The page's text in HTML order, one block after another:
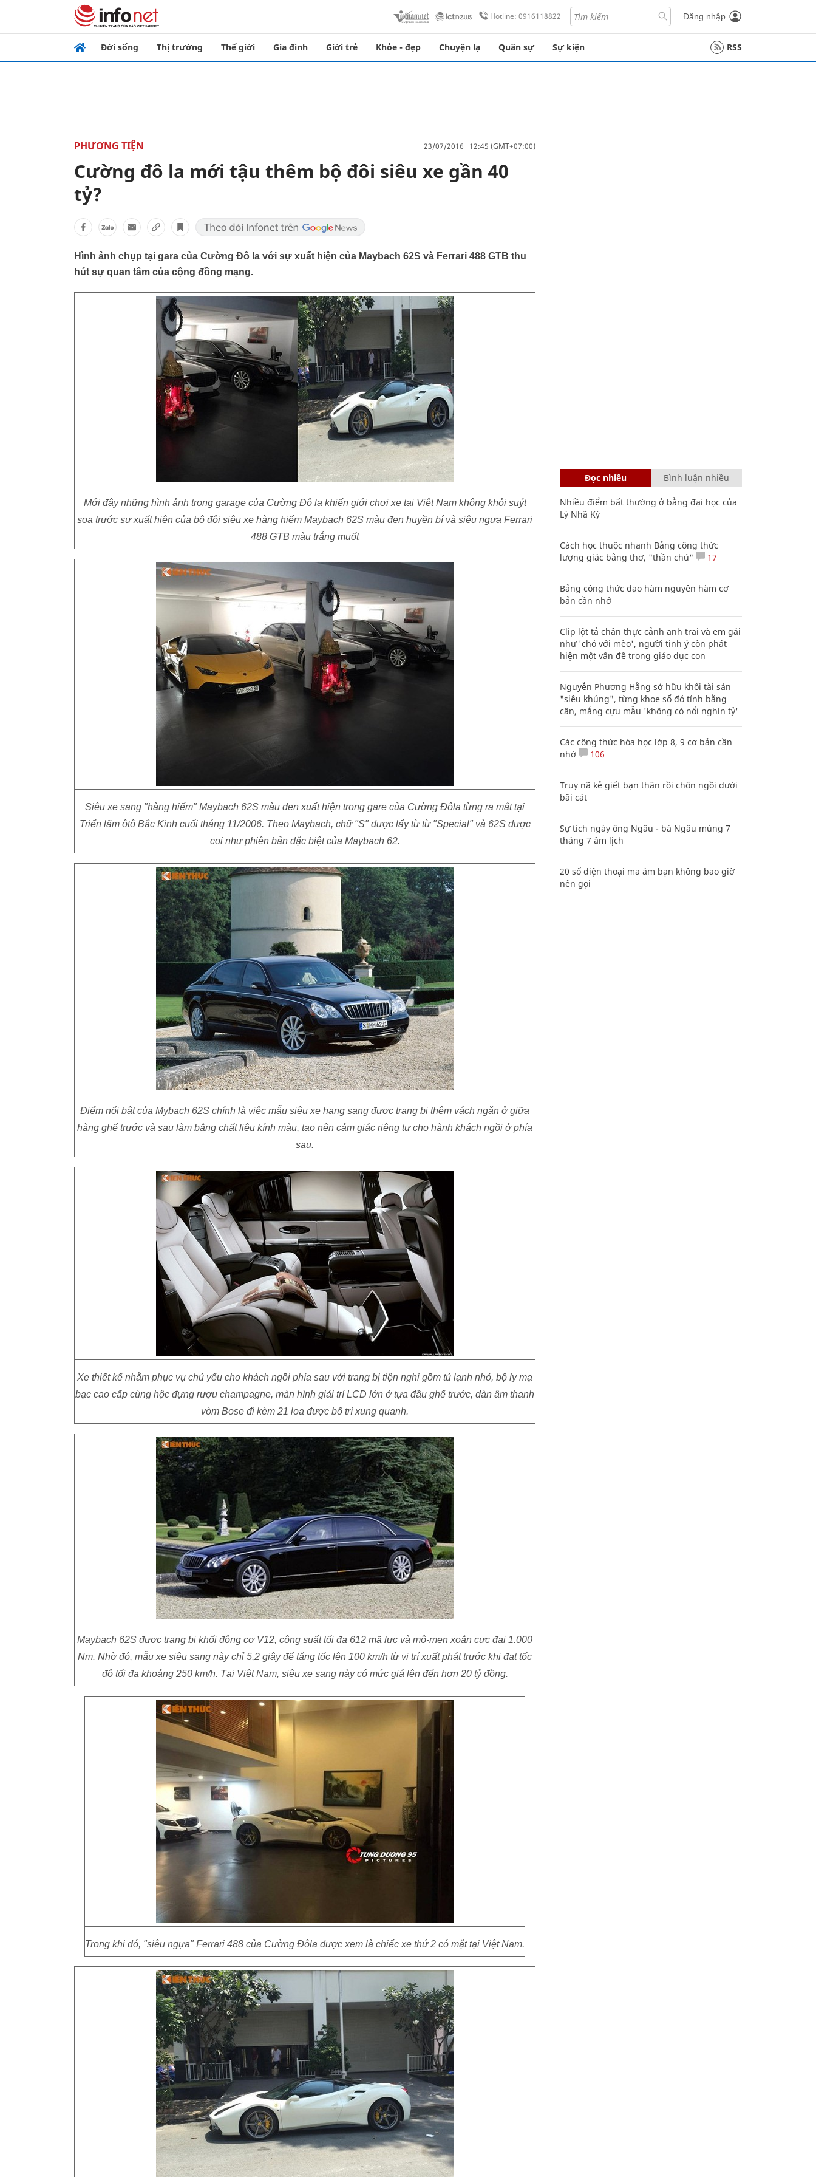
Hotline: 0916118822 Đăng nhập
Đời sống Thị trường Thế giới Gia đình Giới trẻ Khỏe - đẹp Chuyện lạ Quân sự Sự kiện RSS
PHƯƠNG TIỆN 23/07/2016 12:45 (GMT+07:00)
Cường đô la mới tậu thêm bộ đôi siêu xe gần 40
tỷ?
Hình ảnh chụp tại gara của Cường Đô la với sự xuất hiện của Maybach 62S và Ferrari 488 GTB thu
hút sự quan tâm của cộng đồng mạng.
Mới đây những hình ảnh trong garage của Cường Đô la khiến giới chơi xe tại Việt Nam không khỏi suýt
soa trước sự xuất hiện của bộ đôi siêu xe hàng hiếm Maybach 62S màu đen huyền bí và siêu ngựa Ferrari
488 GTB màu trắng muốt
Siêu xe sang "hàng hiếm" Maybach 62S màu đen xuất hiện trong gare của Cường Đôla từng ra mắt tại
Triển lãm ôtô Bắc Kinh cuối tháng 11/2006. Theo Maybach, chữ "S" được lấy từ từ "Special" và 62S được
coi như phiên bản đặc biệt của Maybach 62.
Điểm nổi bật của Mybach 62S chính là việc mẫu siêu xe hạng sang được trang bị thêm vách ngăn ở giữa
hàng ghế trước và sau làm bằng chất liệu kính màu, tạo nên cảm giác riêng tư cho hành khách ngồi ở phía
sau.
Xe thiết kế nhằm phục vụ chủ yếu cho khách ngồi phía sau với trang bị tiện nghi gồm tủ lạnh nhỏ, bộ ly mạ
bạc cao cấp cùng hộc đựng rượu champagne, màn hình giải trí LCD lớn ở tựa đầu ghế trước, dàn âm thanh
vòm Bose đi kèm 21 loa được bố trí xung quanh.
Maybach 62S được trang bị khối động cơ V12, công suất tối đa 612 mã lực và mô-men xoắn cực đại 1.000
Nm. Nhờ đó, mẫu xe siêu sang này chỉ 5,2 giây để tăng tốc lên 100 km/h từ vị trí xuất phát trước khi đạt tốc
độ tối đa khoảng 250 km/h. Tại Việt Nam, siêu xe sang này có mức giá lên đến hơn 20 tỷ đồng.
Trong khi đó, "siêu ngựa" Ferrari 488 của Cường Đôla được xem là chiếc xe thứ 2 có mặt tại Việt Nam.
Đọc nhiều Bình luận nhiều
Nhiều điểm bất thường ở bằng đại học của
Lý Nhã Kỳ
Cách học thuộc nhanh Bảng công thức
lượng giác bằng thơ, "thần chú"
17
Bảng công thức đạo hàm nguyên hàm cơ
bản cần nhớ
Clip lột tả chân thực cảnh anh trai và em gái
như 'chó với mèo', người tinh ý còn phát
hiện một vấn đề trong giáo dục con
Nguyễn Phương Hằng sở hữu khối tài sản
"siêu khủng", từng khoe sổ đỏ tính bằng
cân, mắng cựu mẫu 'không có nổi nghìn tỷ'
Các công thức hóa học lớp 8, 9 cơ bản cần
nhớ
106
Truy nã kẻ giết bạn thân rồi chôn ngồi dưới
bãi cát
Sự tích ngày ông Ngâu - bà Ngâu mùng 7
tháng 7 âm lịch
20 số điện thoại ma ám bạn không bao giờ
nên gọi